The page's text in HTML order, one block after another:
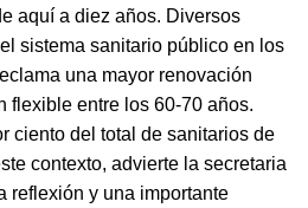
aquí a diez años. Diversos
sistema sanitario público en los
una mayor renovación
flexible entre los 60-70 años.
ciento del total de sanitarios de
contexto, advierte la secretaria
reflexión y una importante